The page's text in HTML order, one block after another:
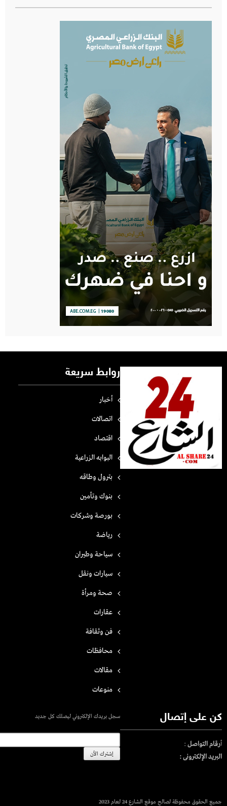
روابط سريعة
أخبار
اتصالات
اقتصاد
البوابه الزراعية
بترول وطاقه
بنوك وتأمين
بورصة وشركات
رياضة
سياحة وطيران
سيارات ونقل
صحة ومرأة
عقارات
فن وثقافة
محافظات
مقالات
منوعات
كن على إتصال
أرقام التواصل :
البريد الإلكترونى :
سجل بريدك الإلكتروني ليصلك كل جديد
جميع الحقوق محفوظة لصالح موقع الشارع 24 لعام 2023